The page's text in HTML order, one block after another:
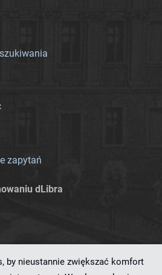
zapytań
dLibra
by nieustannie zwiększać komfort